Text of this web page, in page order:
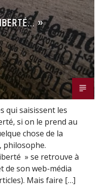
»
qui saisissent les
si on le prend au
chose de la
philosophe.
» se retrouve à
de son web-média
Mais faire […]